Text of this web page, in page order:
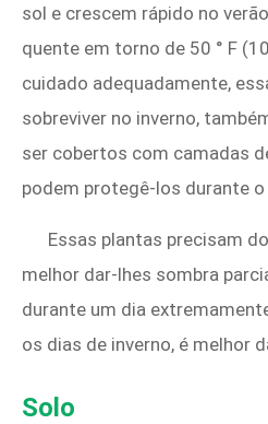
sol e crescem rápido no
quente em torno de 50 ° F
cuidado adequadamente,
sobreviver no inverno,
ser cobertos com camadas
podem protegê-los durante o
Essas plantas precisam
melhor dar-lhes sombra
durante um dia
os dias de inverno, é melhor
Solo